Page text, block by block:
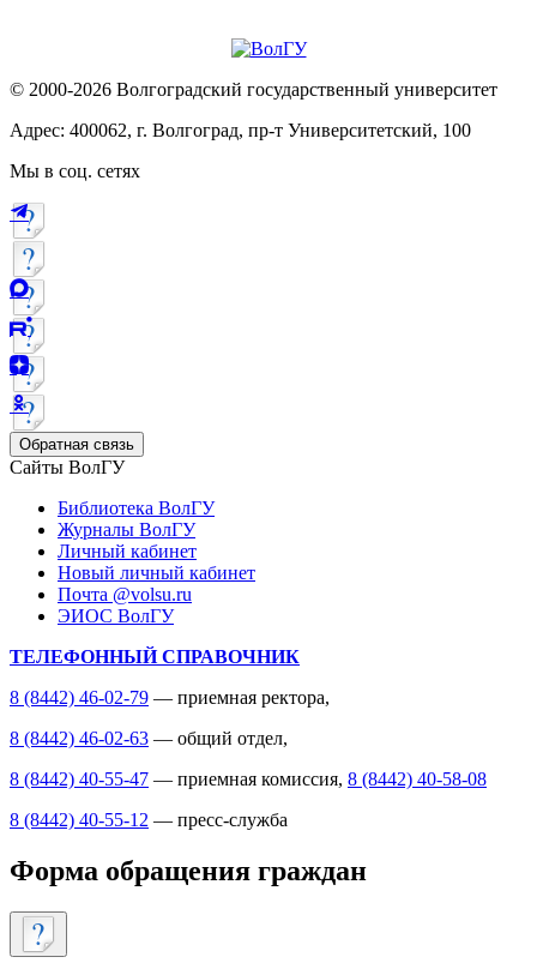
© 2000-2026 Волгоградский государственный университет
Адрес: 400062, г. Волгоград, пр-т Университетский, 100
Мы в соц. сетях
Обратная связь
Сайты ВолГУ
Библиотека ВолГУ
Журналы ВолГУ
Личный кабинет
Новый личный кабинет
Почта @volsu.ru
ЭИОС ВолГУ
ТЕЛЕФОННЫЙ СПРАВОЧНИК
8 (8442) 46-02-79 — приемная ректора,
8 (8442) 46-02-63 — общий отдел,
8 (8442) 40-55-47 — приемная комиссия, 8 (8442) 40-58-08
8 (8442) 40-55-12 — пресс-служба
Форма обращения граждан